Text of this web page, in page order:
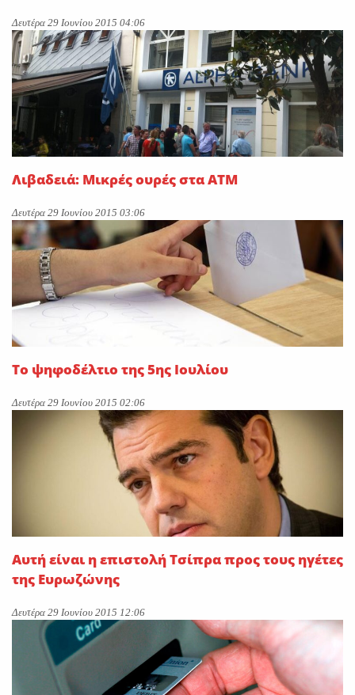
Δευτέρα 29 Ιουνίου 2015 04:06
Λιβαδειά: Μικρές ουρές στα ΑΤΜ
Δευτέρα 29 Ιουνίου 2015 03:06
Το ψηφοδέλτιο της 5ης Ιουλίου
Δευτέρα 29 Ιουνίου 2015 02:06
Αυτή είναι η επιστολή Τσίπρα προς τους ηγέτες
της Ευρωζώνης
Δευτέρα 29 Ιουνίου 2015 12:06